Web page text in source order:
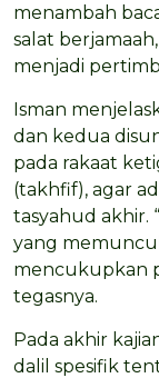
menambah
salat
menjadi
Isman
dan kedua
pada rakaat
(takhfif), agar
tasyahud akhir.
yang
mencukupkan
tegasnya.
Pada akhir
dalil spesifik